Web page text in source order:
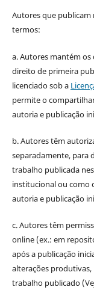
Autores que publicam
termos:
a. Autores mantém
direito de primeira
licenciado sob a
permite o
autoria e publicação
b. Autores têm
separadamente, para
trabalho publicada
institucional ou como
autoria e publicação
c. Autores têm
online (ex.: em
após a publicação
alterações
trabalho publicado